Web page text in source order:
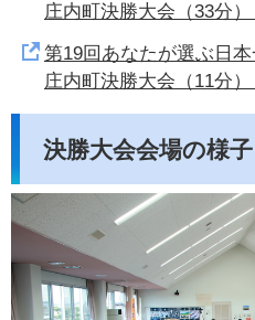
庄内町決勝大会（33分）
第19回あなたが選ぶ日
庄内町決勝大会（11分）
決勝大会会場の様子